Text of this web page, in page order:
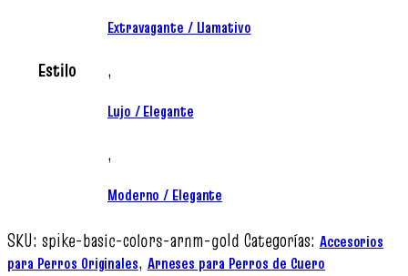
Estilo
Extravagante / Llamativo
,
Lujo / Elegante
,
Moderno / Elegante
SKU: spike-basic-colors-arnm-gold Categorías: Accesorios
para Perros Originales, Arneses para Perros de Cuero